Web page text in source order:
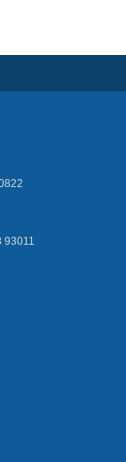
93011